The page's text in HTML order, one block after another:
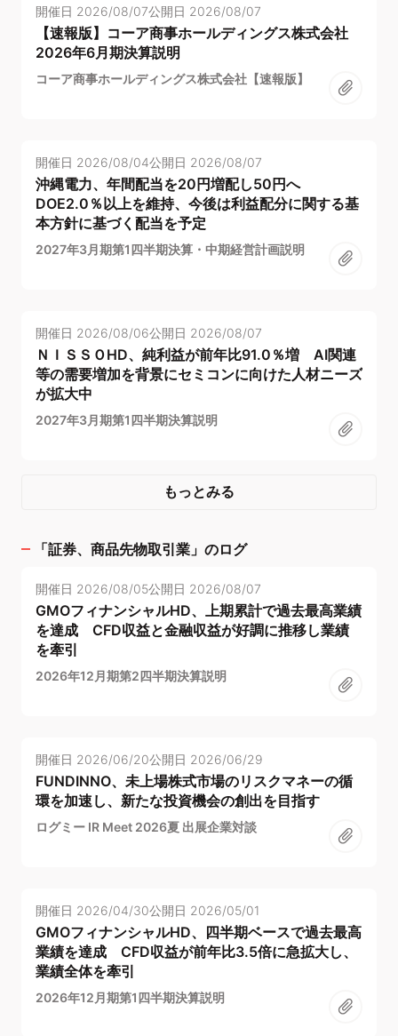
開催日 2026/08/07公開日 2026/08/07
【速報版】コーア商事ホールディングス株式会社
2026年6月期決算説明
コーア商事ホールディングス株式会社【速報版】
開催日 2026/08/04公開日 2026/08/07
沖縄電力、年間配当を20円増配し50円へ
DOE2.0％以上を維持、今後は利益配分に関する基
本方針に基づく配当を予定
2027年3月期第1四半期決算・中期経営計画説明
開催日 2026/08/06公開日 2026/08/07
ＮＩＳＳＯHD、純利益が前年比91.0％増 AI関連
等の需要増加を背景にセミコンに向けた人材ニーズ
が拡大中
2027年3月期第1四半期決算説明
もっとみる
「証券、商品先物取引業 」のログ
開催日 2026/08/05公開日 2026/08/07
GMOフィナンシャルHD、上期累計で過去最高業績
を達成 CFD収益と金融収益が好調に推移し業績
を牽引
2026年12月期第2四半期決算説明
開催日 2026/06/20公開日 2026/06/29
FUNDINNO、未上場株式市場のリスクマネーの循
環を加速し、新たな投資機会の創出を目指す
ログミー IR Meet 2026夏 出展企業対談
開催日 2026/04/30公開日 2026/05/01
GMOフィナンシャルHD、四半期ベースで過去最高
業績を達成 CFD収益が前年比3.5倍に急拡大し、
業績全体を牽引
2026年12月期第1四半期決算説明